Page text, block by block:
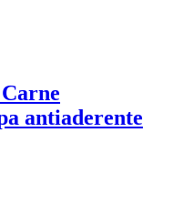
antiaderente